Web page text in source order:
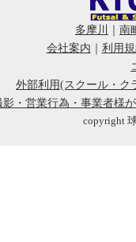
多摩川
南
会社案内
利用
外部利用(スクール・ク
・営業行為・事業者様
copyright